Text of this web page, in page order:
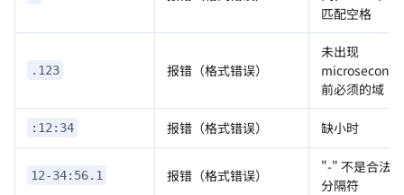
匹配空格
.123 报错（格式错误）
未出现
microsecond
前必须的域
:12:34 报错（格式错误） 缺小时
12-34:56.1 报错（格式错误）
"-" 不是合法
分隔符